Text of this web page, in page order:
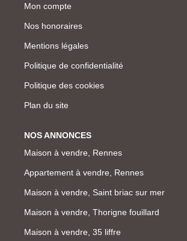
Mon compte
Nos honoraires
Mentions légales
Politique de confidentialité
Politique des cookies
Plan du site
NOS ANNONCES
Maison à vendre, Rennes
Appartement à vendre, Rennes
Maison à vendre, Saint briac sur mer
Maison à vendre, Thorigne fouillard
Maison à vendre, 35 liffre